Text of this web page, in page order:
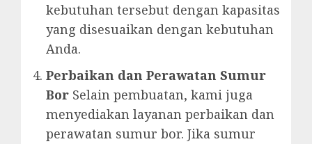
kebutuhan tersebut dengan kapasitas
yang disesuaikan dengan kebutuhan
Anda.
Perbaikan dan Perawatan Sumur
Bor Selain pembuatan, kami juga
menyediakan layanan perbaikan dan
perawatan sumur bor. Jika sumur